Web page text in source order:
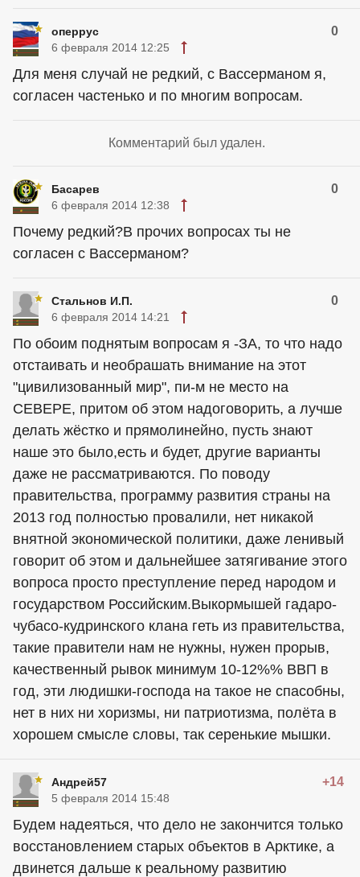
оперрус 0
6 февраля 2014 12:25
Для меня случай не редкий, с Вассерманом я,
согласен частенько и по многим вопросам.
Комментарий был удален.
Басарев 0
6 февраля 2014 12:38
Почему редкий?В прочих вопросах ты не
согласен с Вассерманом?
Стальнов И.П. 0
6 февраля 2014 14:21
По обоим поднятым вопросам я -ЗА, то что надо
отстаивать и необрашать внимание на этот
"цивилизованный мир", пи-м не место на
СЕВЕРЕ, притом об этом надоговорить, а лучше
делать жёстко и прямолинейно, пусть знают
наше это было,есть и будет, другие варианты
даже не рассматриваются. По поводу
правительства, программу развития страны на
2013 год полностью провалили, нет никакой
внятной экономической политики, даже ленивый
говорит об этом и дальнейшее затягивание этого
вопроса просто преступление перед народом и
государством Российским.Выкормышей гадаро-
чубасо-кудринского клана геть из правительства,
такие правители нам не нужны, нужен прорыв,
качественный рывок минимум 10-12%% ВВП в
год, эти людишки-господа на такое не спасобны,
нет в них ни хоризмы, ни патриотизма, полёта в
хорошем смысле словы, так серенькие мышки.
Андрей57 +14
5 февраля 2014 15:48
Будем надеяться, что дело не закончится только
восстановлением старых объектов в Арктике, а
двинется дальше к реальному развитию